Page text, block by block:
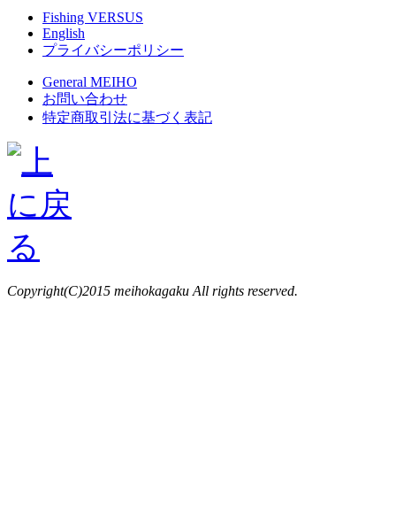
Fishing VERSUS
English
プライバシーポリシー
General MEIHO
お問い合わせ
特定商取引法に基づく表記
Copyright(C)2015 meihokagaku All rights reserved.